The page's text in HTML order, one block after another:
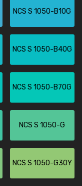
NCS S 1050-B10G
NCS S 1050-B40G
NCS S 1050-B70G
NCS S 1050-G
NCS S 1050-G30Y